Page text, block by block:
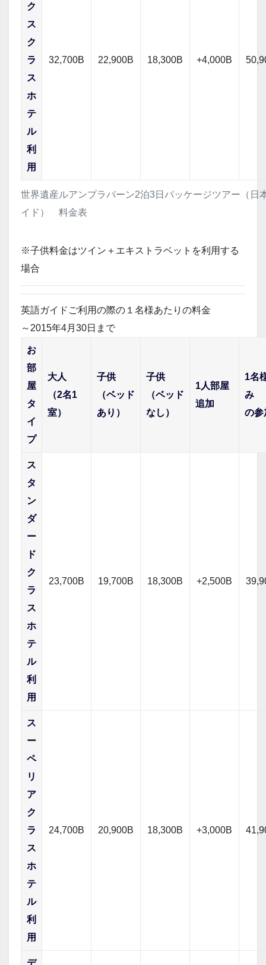
世界遺産ルアンプラバーン2泊3日パッケージツアー（日
イド） 料金表
ク
ス
ク
ラ
ス
ホ
テ
ル
利
用
32,700B 22,900B 18,300B +4,000B
※子供料金はツイン＋エキストラベットを利用する
場合
英語ガイド ご利用の際の１名様あたりの料金
～2015年4月30日まで
お
部
屋
タ
イ
プ
大人
（2名1
室）
子供
（ベッド
あり）
子供
（ベッド
なし）
1人部屋
追加
1名
み
の参
ス
タ
ン
ダ
ー
ド
ク
ラ
ス
ホ
テ
ル
利
用
23,700B 19,700B 18,300B +2,500B
ス
ー
ペ
リ
ア
ク
ラ
ス
ホ
テ
ル
利
用
24,700B 20,900B 18,300B +3,000B